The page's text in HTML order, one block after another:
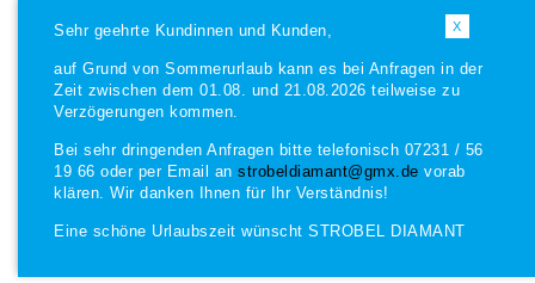
X
Sehr geehrte Kundinnen und Kunden,
auf Grund von Sommerurlaub kann es bei Anfragen in der
Zeit zwischen dem 01.08. und 21.08.2026 teilweise zu
Verzögerungen kommen.
Bei sehr dringenden Anfragen bitte telefonisch 07231 / 56
19 66 oder per Email an strobeldiamant@gmx.de vorab
klären. Wir danken Ihnen für Ihr Verständnis!
Eine schöne Urlaubszeit wünscht STROBEL DIAMANT